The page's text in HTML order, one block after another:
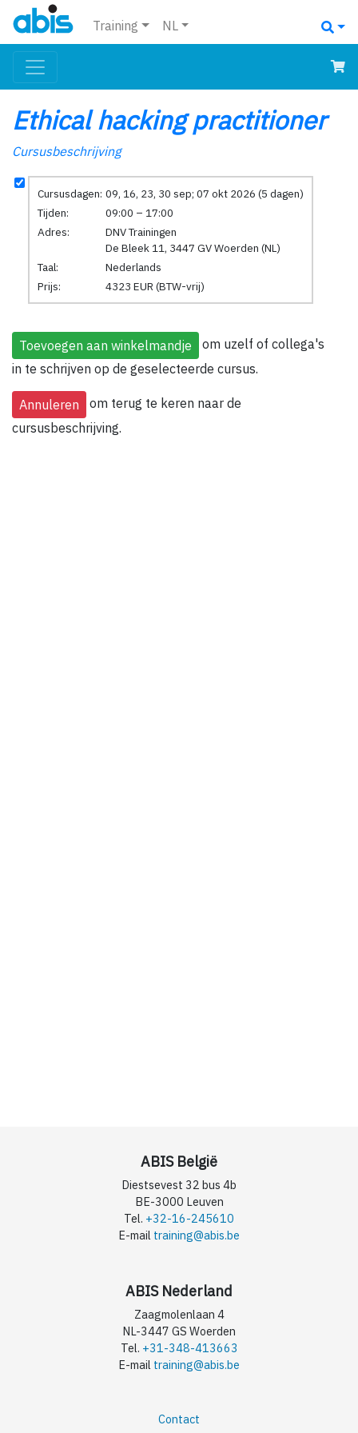
Training NL
Ethical hacking practitioner
Cursusbeschrijving
Cursusdagen: 09, 16, 23, 30 sep; 07 okt 2026 (5 dagen)
Tijden:
09:00 – 17:00
Adres:
DNV Trainingen
De Bleek 11, 3447 GV Woerden (NL)
Taal:
Nederlands
Prijs:
4323 EUR (BTW-vrij)
om uzelf of collega's
in te schrijven op de geselecteerde cursus.
om terug te keren naar de
cursusbeschrijving.
ABIS België
Diestsevest 32 bus 4b
BE-3000 Leuven
Tel. +32-16-245610
E-mail training@abis.be
ABIS Nederland
Zaagmolenlaan 4
NL-3447 GS Woerden
Tel. +31-348-413663
E-mail training@abis.be
Contact